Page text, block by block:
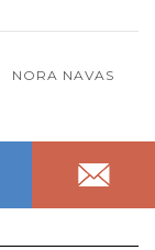
NORA NAVAS